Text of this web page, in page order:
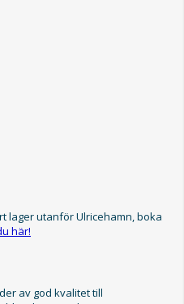
lager utanför Ulricehamn, boka
här!
av god kvalitet till